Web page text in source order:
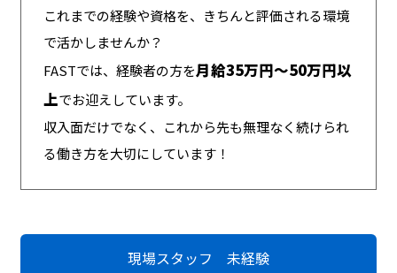
これまでの経験や資格を、きちんと評価される環境
で活かしませんか？
FASTでは、経験者の方を月給35万円～50万円以
上でお迎えしています。
収入面だけでなく、これから先も無理なく続けられ
る働き方を大切にしています！
現場スタッフ 未経験